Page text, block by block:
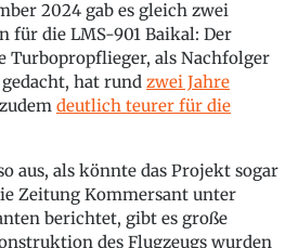
2024 gab es gleich zwei
für die LMS-901 Baikal: Der
Turbopropflieger, als Nachfolger
hat rund zwei Jahre
deutlich teurer für die
aus, als könnte das Projekt sogar
Zeitung Kommersant unter
berichtet, gibt es große
des Flugzeugs wurden